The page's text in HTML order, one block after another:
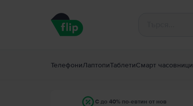
ТелефониЛаптопиТаблетиСмарт часовници
С до 40% по-евтин от нов